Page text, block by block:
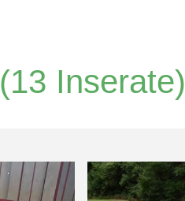
(13 Inserate)